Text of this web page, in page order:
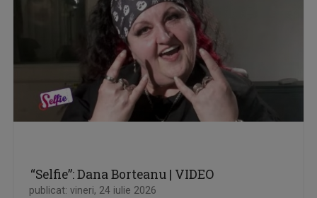
“Selfie”: Dana Borteanu | VIDEO
publicat: vineri, 24 iulie 2026